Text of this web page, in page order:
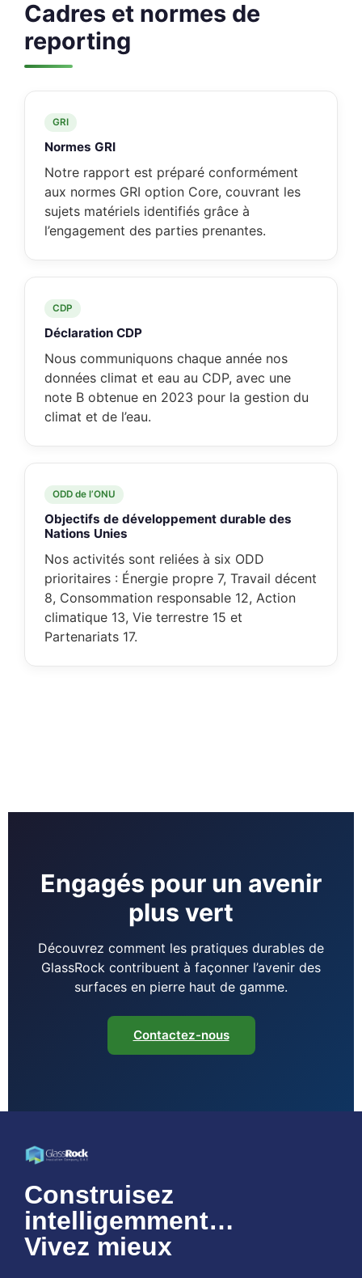
Cadres et normes de
reporting
GRI
Normes GRI
Notre rapport est préparé conformément
aux normes GRI option Core, couvrant les
sujets matériels identifiés grâce à
l’engagement des parties prenantes.
CDP
Déclaration CDP
Nous communiquons chaque année nos
données climat et eau au CDP, avec une
note B obtenue en 2023 pour la gestion du
climat et de l’eau.
ODD de l’ONU
Objectifs de développement durable des
Nations Unies
Nos activités sont reliées à six ODD
prioritaires : Énergie propre 7, Travail décent
8, Consommation responsable 12, Action
climatique 13, Vie terrestre 15 et
Partenariats 17.
Engagés pour un avenir
plus vert
Découvrez comment les pratiques durables de
GlassRock contribuent à façonner l’avenir des
surfaces en pierre haut de gamme.
Contactez-nous
Construisez
intelligemment…
Vivez mieux